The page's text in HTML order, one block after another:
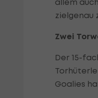
allem
zielgenau
Zwei
Der 15-
Goalies